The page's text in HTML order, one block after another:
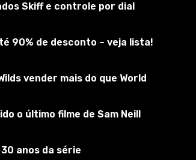
material Versão do mod:1.0 Versão do jogo:
Skiff e controle por dial
90% de desconto – veja lista!
vender mais do que World
o último filme de Sam Neill
anos da série